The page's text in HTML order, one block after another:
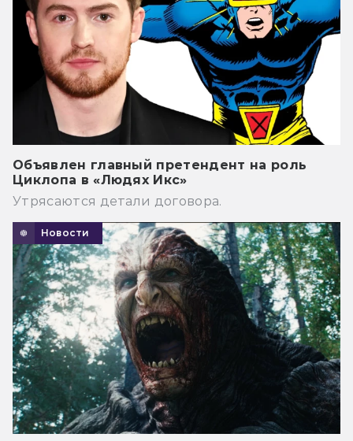
Объявлен главный претендент на роль
Циклопа в «Людях Икс»
Утрясаются детали договора.
Новости